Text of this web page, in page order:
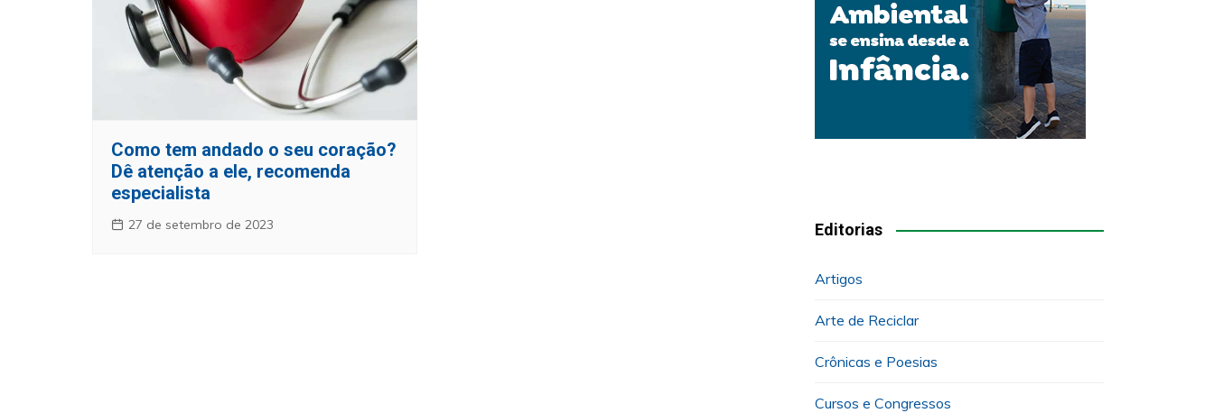
Como tem andado o seu coração?
Dê atenção a ele, recomenda
especialista
27 de setembro de 2023 Editorias
Artigos
Arte de Reciclar
Crônicas e Poesias
Cursos e Congressos